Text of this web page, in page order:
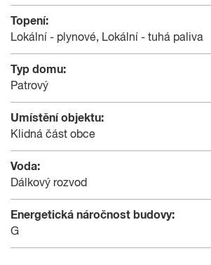
Topení:
Lokální - plynové, Lokální - tuhá paliva
Typ domu:
Patrový
Umístění objektu:
Klidná část obce
Voda:
Dálkový rozvod
Energetická náročnost budovy:
G